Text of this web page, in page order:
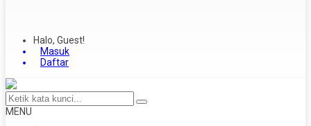
Halo, Guest!
Masuk
Daftar
MENU